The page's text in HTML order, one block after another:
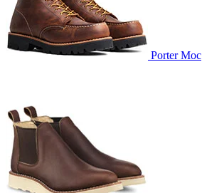
Porter Moc